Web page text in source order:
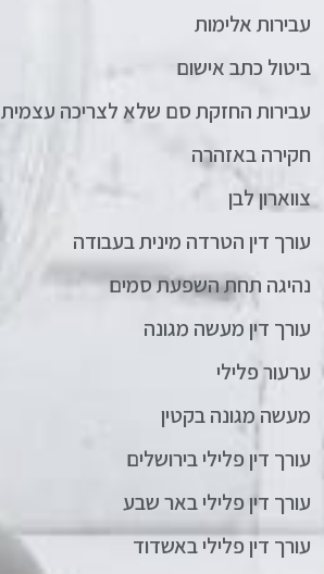
עבירות אלימות
ביטול כתב אישום
עבירות החזקת סם שלא לצריכה עצמית
חקירה באזהרה
צווארון לבן
עורך דין הטרדה מינית בעבודה
נהיגה תחת השפעת סמים
עורך דין מעשה מגונה
ערעור פלילי
מעשה מגונה בקטין
עורך דין פלילי בירושלים
עורך דין פלילי באר שבע
עורך דין פלילי באשדוד